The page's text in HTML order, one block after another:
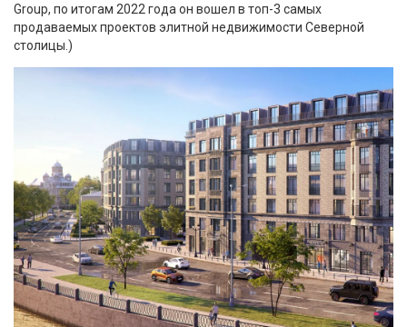
Group, по итогам 2022 года он вошел в топ-3 самых
продаваемых проектов элитной недвижимости Северной
столицы.)